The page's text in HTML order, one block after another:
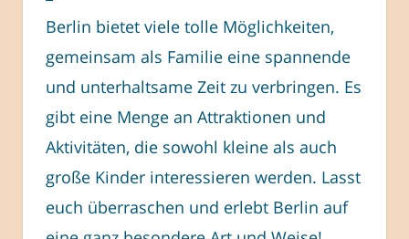
Berlin bietet viele tolle Möglichkeiten,
gemeinsam als Familie eine spannende
und unterhaltsame Zeit zu verbringen. Es
gibt eine Menge an Attraktionen und
Aktivitäten, die sowohl kleine als auch
große Kinder interessieren werden. Lasst
euch überraschen und erlebt Berlin auf